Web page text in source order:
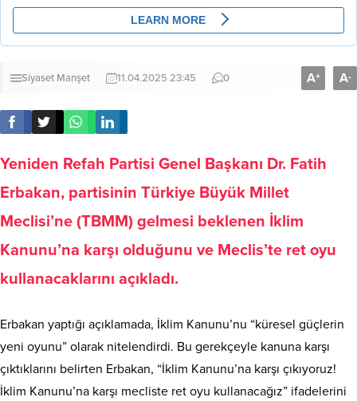
Siyaset Manşet 11.04.2025 23:45 0 A+ A-
Yeniden Refah Partisi Genel Başkanı Dr. Fatih
Erbakan, partisinin Türkiye Büyük Millet
Meclisi’ne (TBMM) gelmesi beklenen İklim
Kanunu’na karşı olduğunu ve Meclis’te ret oyu
kullanacaklarını açıkladı.
Erbakan yaptığı açıklamada, İklim Kanunu’nu “küresel güçlerin
yeni oyunu” olarak nitelendirdi. Bu gerekçeyle kanuna karşı
çıktıklarını belirten Erbakan, “İklim Kanunu’na karşı çıkıyoruz!
İklim Kanunuʼna karşı mecliste ret oyu kullanacağız” ifadelerini